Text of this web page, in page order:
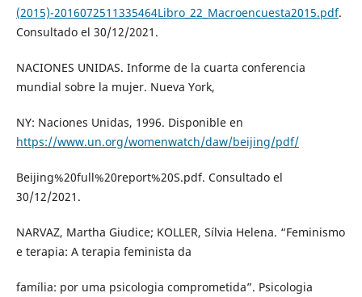
(2015)-2016072511335464Libro_22_Macroencuesta2015.pdf.
Consultado el 30/12/2021.
NACIONES UNIDAS. Informe de la cuarta conferencia
mundial sobre la mujer. Nueva York,
NY: Naciones Unidas, 1996. Disponible en
https://www.un.org/womenwatch/daw/beijing/pdf/
Beijing%20full%20report%20S.pdf. Consultado el
30/12/2021.
NARVAZ, Martha Giudice; KOLLER, Sílvia Helena. “Feminismo
e terapia: A terapia feminista da
família: por uma psicologia comprometida”. Psicologia